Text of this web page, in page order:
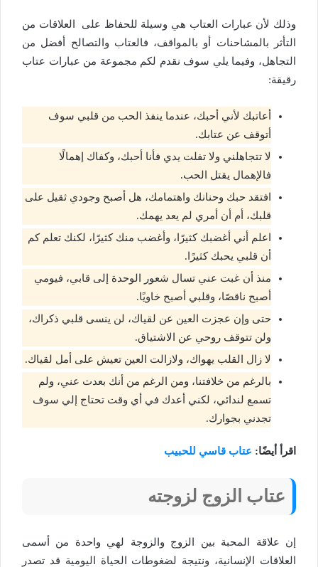
وذلك لأن عبارات العتاب هي وسيلة للحفاظ على العلاقات من
التأثر بالمشاحنات أو بالمواقف، فالعتاب والتصالح أفضل من
التجاهل، وفيما يلي سوف نقدم لكم مجموعة من عبارات عتاب
رقيقة:
أعاتبك لأني أحبك، عندما ينفذ الحب من قلبي سوف
أتوقف عن عتابك.
لا تتجاهلني ولا تفلت يدي فأنا أحبك، وكفاك إهمالًا
فالإهمال يقتل الحب.
افتقد حبك وحنانك واهتمامك، هل أصبح وجودي ثقيل على
قلبك، أم أن أمري لم يعد يهمك.
اعلم أني أغضبك كثيرًا، وأغضب منك كثيرًا، لكنك تعلم كم
أن قلبي يحبك كثيرًا.
منذ أن غبت عني تسال شعور الوحدة إلى قابي، فيومي
أصبح ناقصًا، وقلبي أصبح خاويًا.
حتى وإن عجزت العين عن لقياك، لن ينسى قلبي ذكراك،
ولن تتوقف روحي عن الاشتياق.
لا زال القلب يهواك، ولازالت العين تعيش على أمل لقياك.
بالرغم من خلافتنا، ومن الرغم من أنك بعدت عني، ولم
تسمع لندائي، لكني أعدك في أي وقت تحتاج إلي سوف
تجدني بجوارك.
اقرأ أيضًا: عتاب قاسي للحبيب
عتاب الزوج لزوجته
إن علاقة المحبة بين الزوج والزوجة لهي واحدة من أسمى
العلاقات الإنسانية، ونتيجة لضغوطات الحياة اليومية قد تصدر